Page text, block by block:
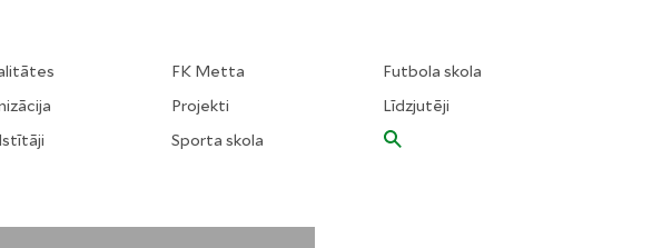
FK Metta
Projekti
Sporta skola
Futbola skola
Līdzjutēji